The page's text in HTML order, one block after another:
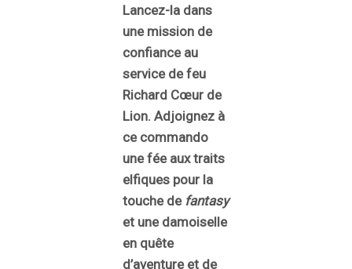
Lancez-la dans
une mission de
confiance au
service de feu
Richard Cœur de
Lion. Adjoignez à
ce commando
une fée aux traits
elfiques pour la
touche de fantasy
et une damoiselle
en quête
d’aventure et de